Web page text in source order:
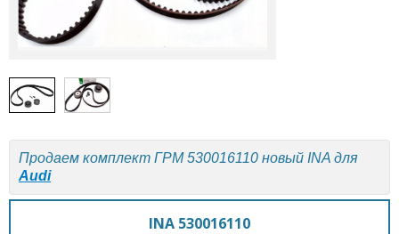
Продаем комплект ГРМ 530016110 новый INA для
Audi
INA 530016110